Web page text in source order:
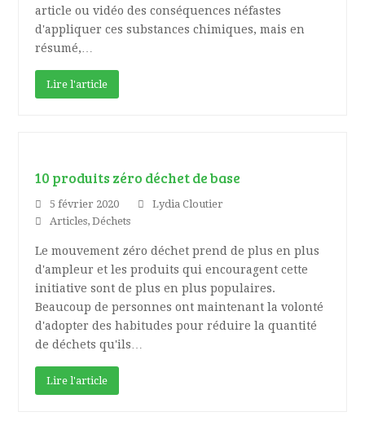
article ou vidéo des conséquences néfastes
d'appliquer ces substances chimiques, mais en
résumé,…
Lire l'article
10 produits zéro déchet de base
5 février 2020
Lydia Cloutier
Articles,Déchets
Le mouvement zéro déchet prend de plus en plus
d'ampleur et les produits qui encouragent cette
initiative sont de plus en plus populaires.
Beaucoup de personnes ont maintenant la volonté
d'adopter des habitudes pour réduire la quantité
de déchets qu'ils…
Lire l'article